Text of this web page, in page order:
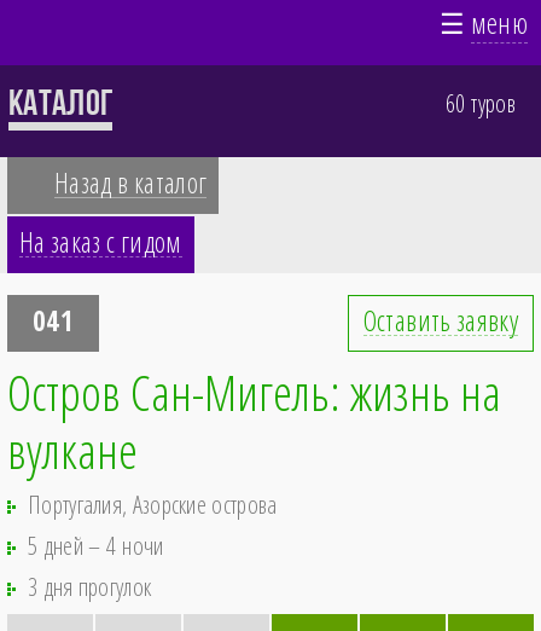
☰ меню
Каталог 60 туров
Назад в каталог
На заказ с гидом
041 Оставить заявку
Остров Сан-Мигель: жизнь на
вулкане
Португалия, Азорские острова
5 дней – 4 ночи
3 дня прогулок